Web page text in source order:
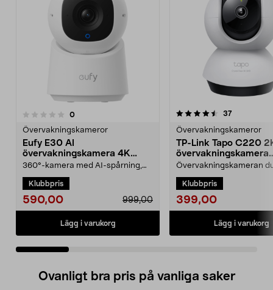
0recensioner
Övervakningskameror
Eufy E30 AI
övervakningskamera 4K
inomhus
360°-kamera med AI-spårning,
mobilen. Eufy E3...
Klubbpris
590,00 999,00
Lägg i varukorg
4.5 av 5 stjärnor 37recensioner
Övervakningskameror
TP-Link Tapo C220
övervakningskamera
inomhus
Övervakningskameran
med smart AI. TP-Link T...
Klubbpris
399,00
Lägg i varukorg
0.0 av 5 stjärnor
Ovanligt bra pris på vanliga saker